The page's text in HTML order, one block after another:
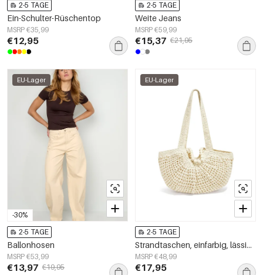
2-5 TAGE
Ein-Schulter-Rüschentop
MSRP €35,99
€12,95
2-5 TAGE
Weite Jeans
MSRP €59,99
€15,37 €21,95
-30%
EU-Lager
2-5 TAGE
Ballonhosen
MSRP €53,99
€13,97 €19,95
EU-Lager
2-5 TAGE
Strandtaschen, einfarbig, lässig, aus Baumwolle, Alltagsaccessoires
MSRP €48,99
€17,95